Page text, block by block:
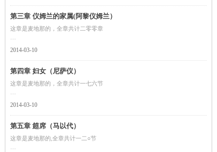
一 艾列弗 俩目 米目
二 这部经 其中毫无可疑 是敬畏者的向导
第三章 仪姆兰的家属(阿黎仪姆兰）
这章是麦地那的，全章共计二零零章
奉至仁至慈的真主之名
二.真主，除他外，绝无应受崇拜的；他是永生不灭的，是维护万物的。
2014-03-10
第四章 妇女（尼萨仪）
这章是麦地那的，全章共计一七六节
奉至仁至慈的真主之名
造成与他同类的，并且从他们俩创造许多男人和女人。 你们当敬畏真
2014-03-10
第五章 筵席（马以代）
这章是麦地那的,全章共计一二○节